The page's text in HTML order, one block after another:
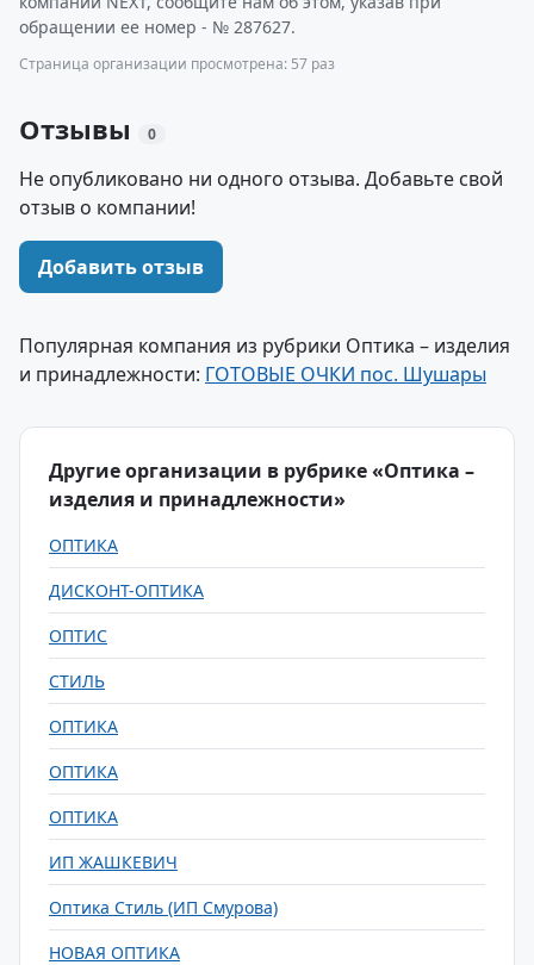
обращении ее номер - № 287627.
Страница организации просмотрена: 57 раз
Отзывы 0
Не опубликовано ни одного отзыва. Добавьте свой
отзыв о компании!
Добавить отзыв
Популярная компания из рубрики Оптика – изделия
и принадлежности: ГОТОВЫЕ ОЧКИ пос. Шушары
Другие организации в рубрике «Оптика –
изделия и принадлежности»
ОПТИКА
ДИСКОНТ-ОПТИКА
ОПТИС
СТИЛЬ
ОПТИКА
ОПТИКА
ОПТИКА
ИП ЖАШКЕВИЧ
Оптика Стиль (ИП Смурова)
НОВАЯ ОПТИКА